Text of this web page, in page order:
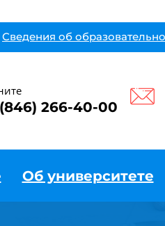
Сведения об
266-40-00
Об университете